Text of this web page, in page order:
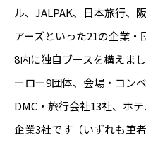
ル、JALPAK、日本旅行、
アーズといった21の企業
8内に独自ブースを構えま
ーロー9団体、会場・コン
DMC・旅行会社13社、ホ
企業3社です（いずれも筆者